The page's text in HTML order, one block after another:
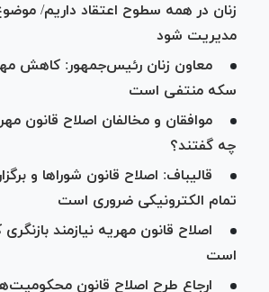
زنان در همه سطوح اعتقاد داریم/
مدیریت شود
سکه منتفی است
موافقان و مخالفان اصلاح قانون
چه گفتند؟
قالیباف: اصلاح قانون شورا‌ها و
تمام الکترونیکی ضروری است
اصلاح قانون مهریه نیازمند
است
ارجاع طرح اصلاح قانون